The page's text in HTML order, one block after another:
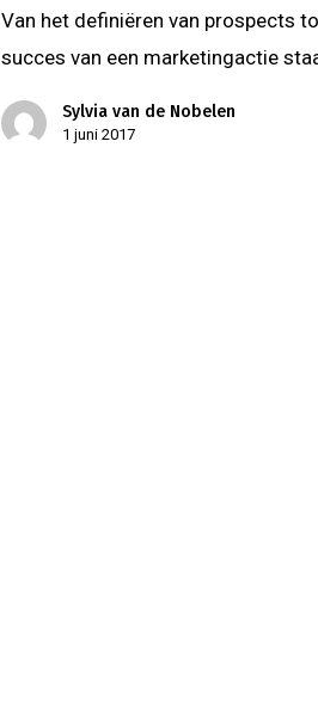
Van het definiëren van prospects
succes van een marketingactie
Sylvia van de Nobelen
1 juni 2017